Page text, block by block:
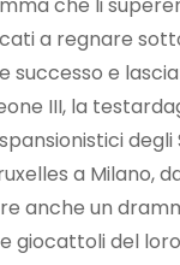
a regnare
successo e
III, la
degli
a Milano,
anche un
giocattoli del